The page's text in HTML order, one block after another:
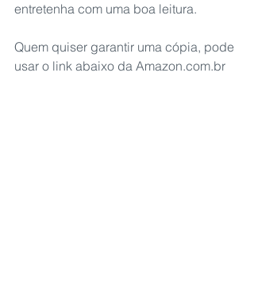
entretenha com uma boa leitura.
Quem quiser garantir uma cópia, pode
usar o link abaixo da Amazon.com.br